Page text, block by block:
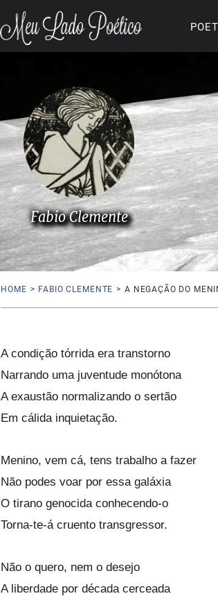
Fabio Clemente
HOME > FABIO CLEMENTE > A NEGAÇÃO DO
A condição tórrida era transtorno
Narrando uma juventude monótona
A exaustão normalizando o sertão
Em cálida inquietação.
Menino, vem cá, tens trabalho a fazer
Não podes voar por essa galáxia
O tirano genocida conhecendo-o
Torna-te-á cruento transgressor.
Não o quero, nem o desejo
A liberdade por década cerceada